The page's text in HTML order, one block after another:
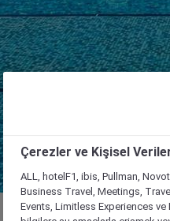
Çerezler ve Kişisel
ALL, hotelF1, ibis, Pullman,
Business Travel, Meetings,
Events, Limitless Experiences